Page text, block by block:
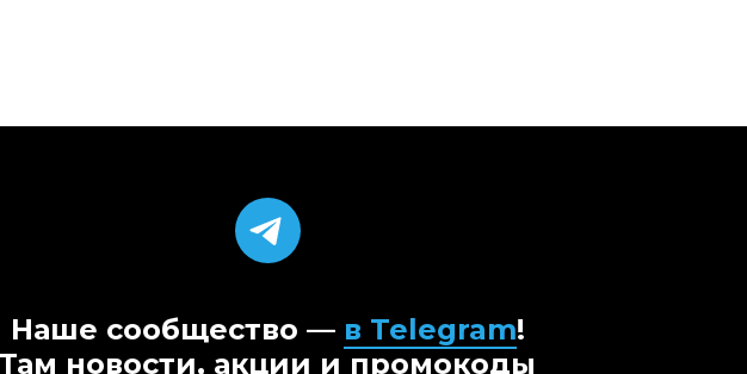
Наше сообщество — в Telegram!
Там новости, акции и промокоды